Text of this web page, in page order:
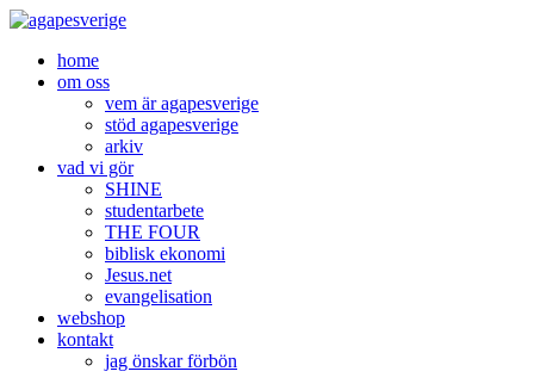
Skip
contenthome
om oss
vem är agapesverige
stöd agapesverige
arkiv
vad vi gör
SHINE
studentarbete
THE FOUR
biblisk ekonomi
Jesus.net
evangelisation
webshop
kontakt
jag önskar förbön